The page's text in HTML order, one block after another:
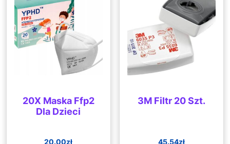
20X Maska Ffp2
Dla Dzieci
20.00zł
3M Filtr 20 Szt.
45.54zł